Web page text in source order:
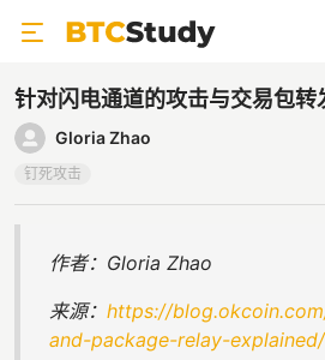
针对闪电通道的攻击与交易包转
Gloria Zhao
钉死攻击
作者：Gloria Zhao
来源： https://
and-package-relay-explained/